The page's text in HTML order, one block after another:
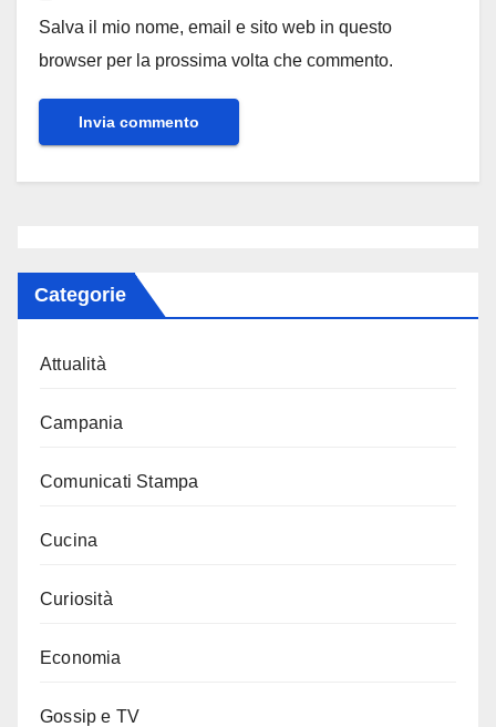
Salva il mio nome, email e sito web in questo
browser per la prossima volta che commento.
Categorie
Attualità
Campania
Comunicati Stampa
Cucina
Curiosità
Economia
Gossip e TV